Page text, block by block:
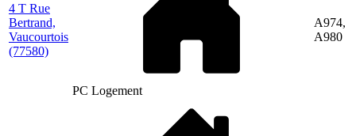
4 T Rue
Bertrand,
Vaucourtois
(77580)
PC Logement
A974,
A980